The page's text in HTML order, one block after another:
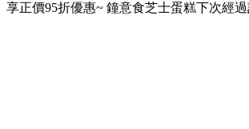
享正價95折優惠~ 鐘意食芝士蛋糕下次經過